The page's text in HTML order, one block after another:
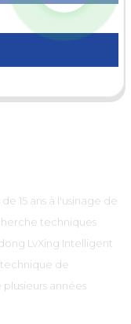
15 ans à l'usinage de
techniques
LvXing Intelligent
de
années